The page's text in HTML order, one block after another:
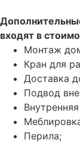
входят в
Монтаж
Кран для
Доставка
Подвод
Перила;